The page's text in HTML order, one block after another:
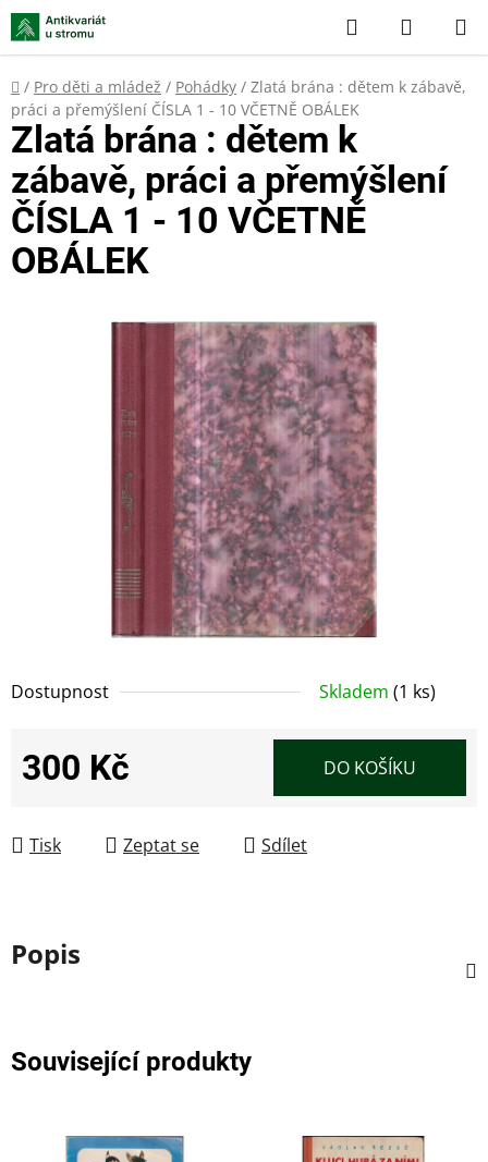
Přejít
na
obsah
Hledat
KOŠÍK
Domů
/ Pro děti a mládež / Pohádky / Zlatá brána : dětem k zábavě,
práci a přemýšlení ČÍSLA 1 - 10 VČETNĚ OBÁLEK
Dostupnost Skladem (1 ks)
300 Kč DO KOŠÍKU
Tisk Zeptat se Sdílet
Zlatá brána : dětem k
zábavě, práci a přemýšlení
ČÍSLA 1 - 10 VČETNĚ
OBÁLEK
Popis
Související produkty